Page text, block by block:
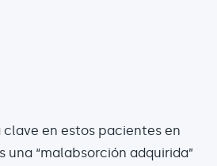
clave en estos pacientes en
una “malabsorción adquirida”